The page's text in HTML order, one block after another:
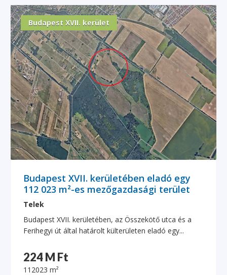
Budapest XVII. kerület
Budapest XVII. kerületében eladó egy
112 023 m²-es mezőgazdasági terület
Telek
Budapest XVII. kerületében, az Összekötő utca és a
Ferihegyi út által határolt külterületen eladó egy...
224 M Ft
112023 m²